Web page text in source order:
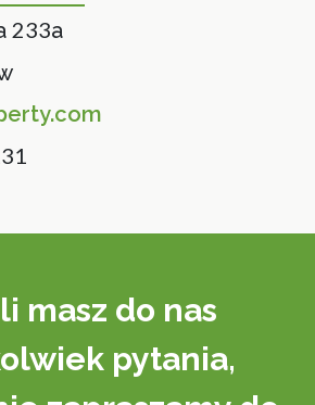
233a
masz do nas
pytania,